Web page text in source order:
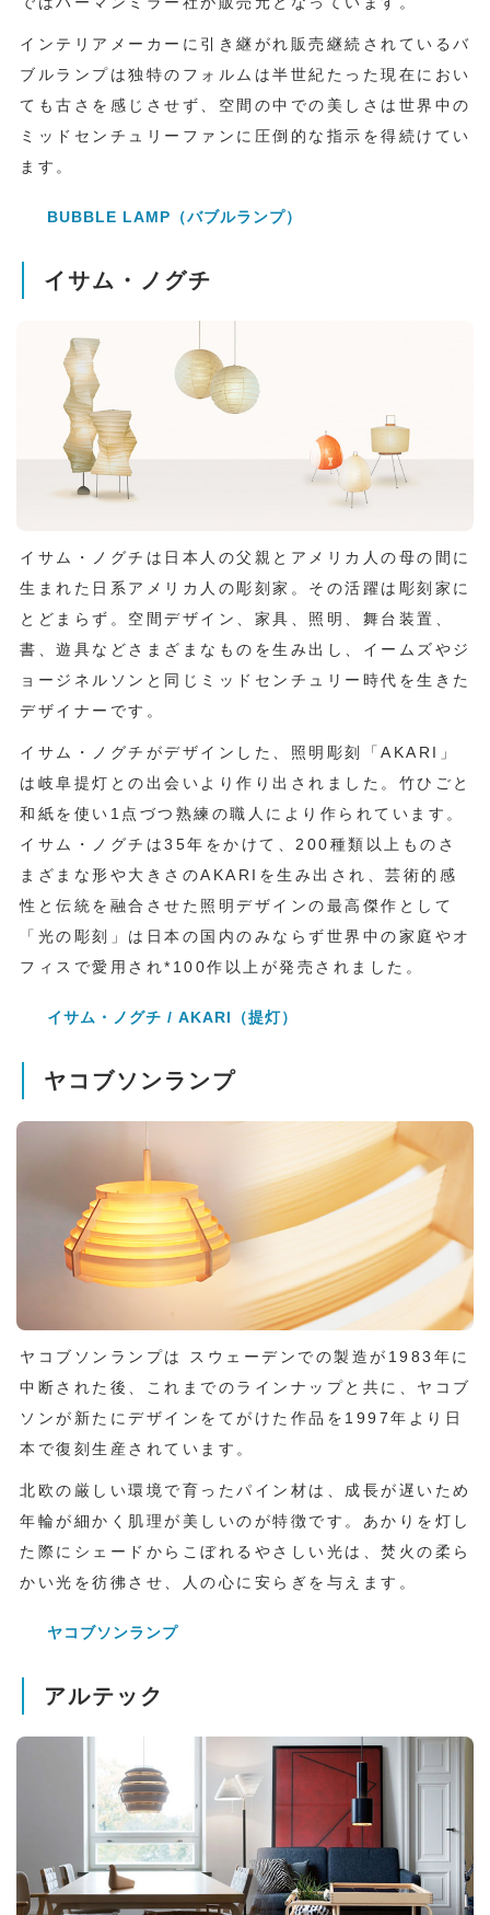
インテリアメーカーに引き継がれ販売継続されているバ
ブルランプは独特のフォルムは半世紀たった現在におい
ても古さを感じさせず、空間の中での美しさは世界中の
ミッドセンチュリーファンに圧倒的な指示を得続けてい
ます。
BUBBLE LAMP（バブルランプ）
イサム・ノグチ
イサム・ノグチは日本人の父親とアメリカ人の母の間に
生まれた日系アメリカ人の彫刻家。その活躍は彫刻家に
とどまらず。空間デザイン、家具、照明、舞台装置、
書、遊具などさまざまなものを生み出し、イームズやジ
ョージネルソンと同じミッドセンチュリー時代を生きた
デザイナーです。
イサム・ノグチがデザインした、照明彫刻「AKARI」
は岐阜提灯との出会いより作り出されました。竹ひごと
和紙を使い1点づつ熟練の職人により作られています。
イサム・ノグチは35年をかけて、200種類以上ものさ
まざまな形や大きさのAKARIを生み出され、芸術的感
性と伝統を融合させた照明デザインの最高傑作として
「光の彫刻」は日本の国内のみならず世界中の家庭やオ
フィスで愛用され*100作以上が発売されました。
イサム・ノグチ / AKARI（提灯）
ヤコブソンランプ
ヤコブソンランプは スウェーデンでの製造が1983年に
中断された後、これまでのラインナップと共に、ヤコブ
ソンが新たにデザインをてがけた作品を1997年より日
本で復刻生産されています。
北欧の厳しい環境で育ったパイン材は、成長が遅いため
年輪が細かく肌理が美しいのが特徴です。あかりを灯し
た際にシェードからこぼれるやさしい光は、焚火の柔ら
かい光を彷彿させ、人の心に安らぎを与えます。
ヤコブソンランプ
アルテック